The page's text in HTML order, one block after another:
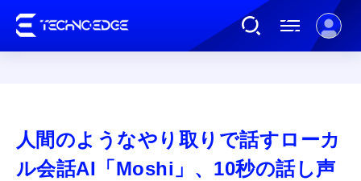
AI
人間のようなやり取りで話すローカ
ル会話AI「Moshi」、10秒の話し声